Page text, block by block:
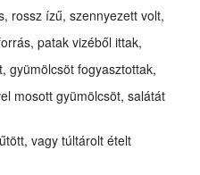
rossz ízű, szennyezett volt,
patak vizéből ittak,
gyümölcsöt fogyasztottak,
mosott gyümölcsöt, salátát
vagy túltárolt ételt